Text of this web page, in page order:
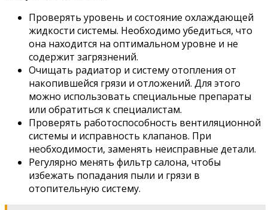
Проверять уровень и состояние охлаждающей
жидкости системы. Необходимо убедиться, что
она находится на оптимальном уровне и не
содержит загрязнений.
Очищать радиатор и систему отопления от
накопившейся грязи и отложений. Для этого
можно использовать специальные препараты
или обратиться к специалистам.
Проверять работоспособность вентиляционной
системы и исправность клапанов. При
необходимости, заменять неисправные детали.
Регулярно менять фильтр салона, чтобы
избежать попадания пыли и грязи в
отопительную систему.